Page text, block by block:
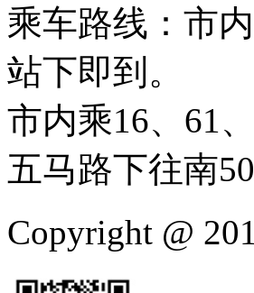
乘车路线：市
站下即到。
市内乘16、61
五马路下往南50
Copyright @